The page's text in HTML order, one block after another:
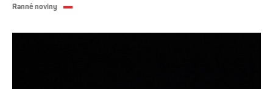
Ranné noviny